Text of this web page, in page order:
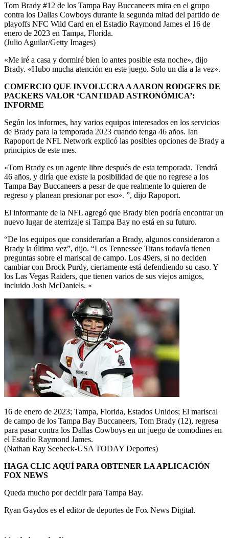
Tom Brady #12 de los Tampa Bay Buccaneers mira en el grupo
contra los Dallas Cowboys durante la segunda mitad del partido de
playoffs NFC Wild Card en el Estadio Raymond James el 16 de
enero de 2023 en Tampa, Florida.
(Julio Aguilar/Getty Images)
«Me iré a casa y dormiré bien lo antes posible esta noche», dijo
Brady. «Hubo mucha atención en este juego. Solo un día a la vez».
COMERCIO QUE INVOLUCRA A AARON RODGERS DE
PACKERS VALOR ‘CANTIDAD ASTRONÓMICA’:
INFORME
Según los informes, hay varios equipos interesados ​​​​en los servicios
de Brady para la temporada 2023 cuando tenga 46 años. Ian
Rapoport de NFL Network explicó las posibles opciones de Brady a
principios de este mes.
«Tom Brady es un agente libre después de esta temporada. Tendrá
46 años, y diría que existe la posibilidad de que no regrese a los
Tampa Bay Buccaneers a pesar de que realmente lo quieren de
regreso y planean presionar por eso». ”, dijo Rapoport.
El informante de la NFL agregó que Brady bien podría encontrar un
nuevo lugar de aterrizaje si Tampa Bay no está en su futuro.
“De los equipos que considerarían a Brady, algunos consideraron a
Brady la última vez”, dijo. “Los Tennessee Titans todavía tienen
preguntas sobre el mariscal de campo. Los 49ers, si no deciden
cambiar con Brock Purdy, ciertamente está defendiendo su caso. Y
los Las Vegas Raiders, que tienen varios de sus viejos amigos,
incluido Josh McDaniels. «
16 de enero de 2023; Tampa, Florida, Estados Unidos; El mariscal
de campo de los Tampa Bay Buccaneers, Tom Brady (12), regresa
para pasar contra los Dallas Cowboys en un juego de comodines en
el Estadio Raymond James.
(Nathan Ray Seebeck-USA TODAY Deportes)
HAGA CLIC AQUÍ PARA OBTENER LA APLICACIÓN
FOX NEWS
Queda mucho por decidir para Tampa Bay.
Ryan Gaydos es el editor de deportes de Fox News Digital.